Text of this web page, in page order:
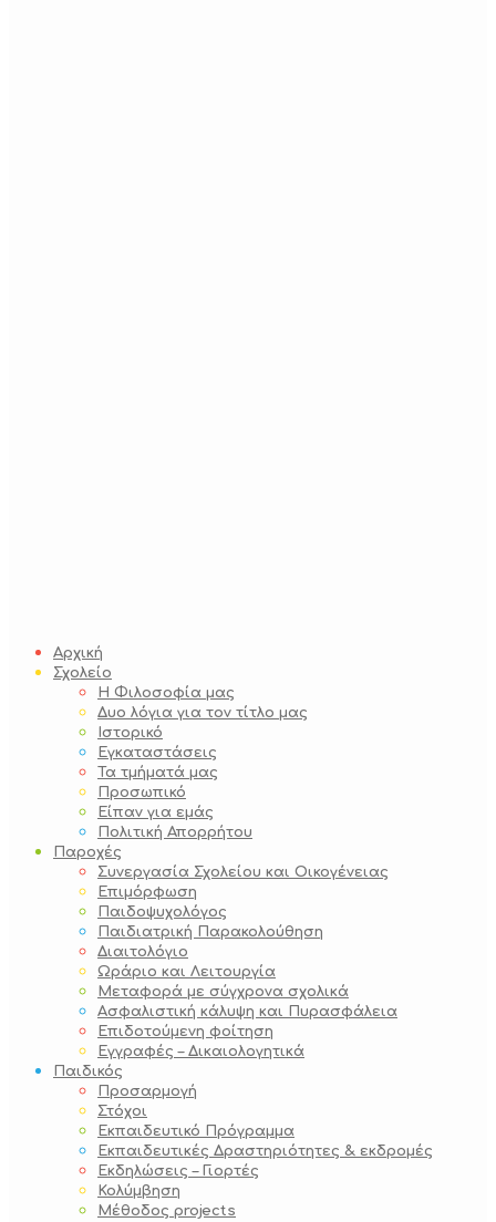
Αρχική
Σχολείο
Η Φιλοσοφία μας
Δυο λόγια για τον τίτλο μας
Ιστορικό
Εγκαταστάσεις
Τα τμήματά μας
Προσωπικό
Είπαν για εμάς
Πολιτική Απορρήτου
Παροχές
Συνεργασία Σχολείου και Οικογένειας
Επιμόρφωση
Παιδοψυχολόγος
Παιδιατρική Παρακολούθηση
Διαιτολόγιο
Ωράριο και Λειτουργία
Μεταφορά με σύγχρονα σχολικά
Ασφαλιστική κάλυψη και Πυρασφάλεια
Επιδοτούμενη φοίτηση
Εγγραφές – Δικαιολογητικά
Παιδικός
Προσαρμογή
Στόχοι
Εκπαιδευτικό Πρόγραμμα
Εκπαιδευτικές Δραστηριότητες & εκδρομές
Εκδηλώσεις – Γιορτές
Κολύμβηση
Μέθοδος projects